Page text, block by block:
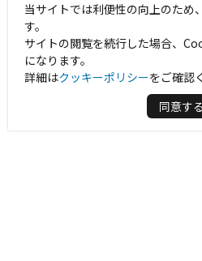
当サイトでは利便性の向上のため
す。
サイトの閲覧を続行した場合、
になります。
詳細はクッキーポリシーをご確認
同意する